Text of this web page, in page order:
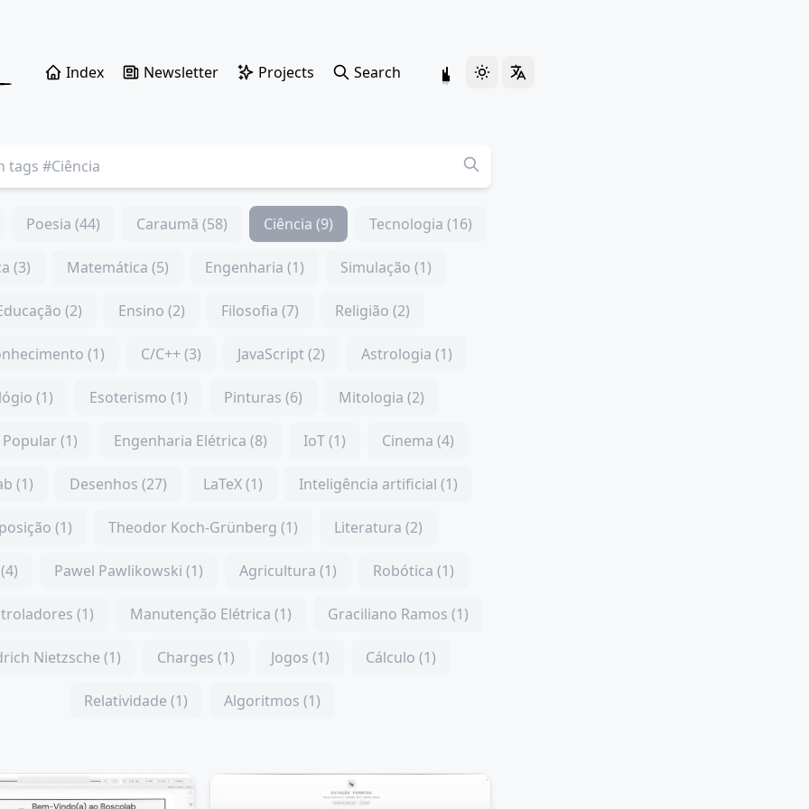
Index Newsletter Projects Search
Poesia (44) Caraumã (58) Ciência (9) Tecnologia (16)
(3) Matemática (5) Engenharia (1) Simulação (1)
(2) Ensino (2) Filosofia (7) Religião (2)
(1) C/C++ (3) JavaScript (2) Astrologia (1)
(1) Esoterismo (1) Pinturas (6) Mitologia (2)
(1) Engenharia Elétrica (8) IoT (1) Cinema (4)
(1) Desenhos (27) LaTeX (1) Inteligência artificial (1)
(1) Theodor Koch-Grünberg (1) Literatura (2)
Pawel Pawlikowski (1) Agricultura (1) Robótica (1)
(1) Manutenção Elétrica (1) Graciliano Ramos (1)
Nietzsche (1) Charges (1) Jogos (1) Cálculo (1)
Relatividade (1) Algoritmos (1)